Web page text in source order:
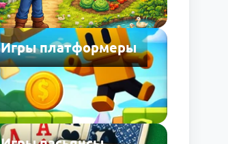
Игры платформеры